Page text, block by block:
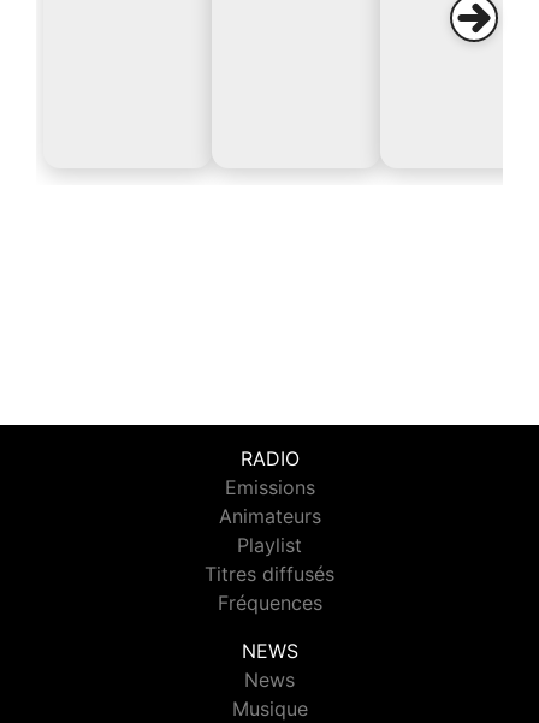
RADIO
Emissions
Animateurs
Playlist
Titres diffusés
Fréquences
NEWS
News
Musique